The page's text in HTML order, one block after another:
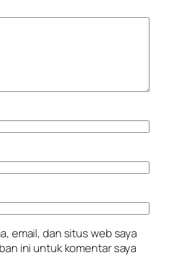
email, dan situs web saya
ini untuk komentar saya